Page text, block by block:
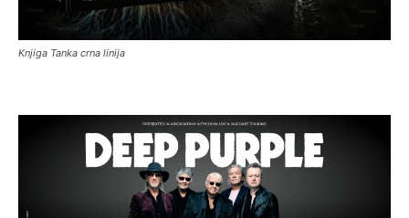
Knjiga Tanka crna linija